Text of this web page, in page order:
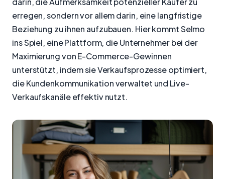
erregen, sondern vor allem darin, eine langfristige
Beziehung zu ihnen aufzubauen. Hier kommt Selmo
ins Spiel, eine Plattform, die Unternehmer bei der
Maximierung von E-Commerce-Gewinnen
unterstützt, indem sie Verkaufsprozesse optimiert,
die Kundenkommunikation verwaltet und Live-
Verkaufskanäle effektiv nutzt.